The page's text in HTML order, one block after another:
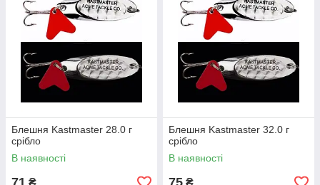
Блешня Kastmaster 28.0 г
срібло
В наявності
71 ₴
Блешня Kastmaster 32.0 г
срібло
В наявності
75 ₴